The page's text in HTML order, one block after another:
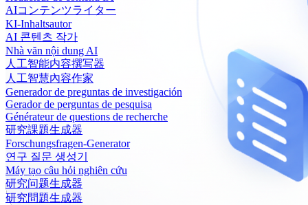
AIコンテンツライター
KI-Inhaltsautor
AI 콘텐츠 작가
Nhà văn nội dung AI
人工智能内容撰写器
人工智慧內容作家
Generador de preguntas de investigación
Gerador de perguntas de pesquisa
Générateur de questions de recherche
研究課題生成器
Forschungsfragen-Generator
연구 질문 생성기
Máy tạo câu hỏi nghiên cứu
研究问题生成器
研究問題生成器